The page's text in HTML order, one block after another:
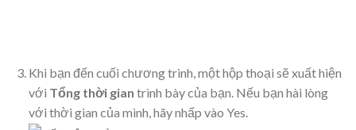
Khi bạn đến cuối chương trình, một hộp thoại sẽ xuất hiện
với Tổng thời gian trình bày của bạn. Nếu bạn hài lòng
với thời gian của mình, hãy nhấp vào Yes.